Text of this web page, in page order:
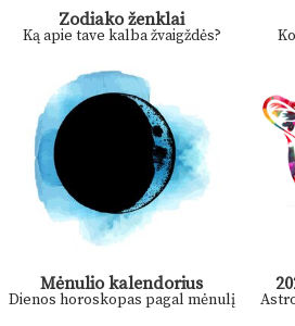
Zodiako ženklai
Ką apie tave kalba žvaigždės?
Mėnulio kalendorius
Dienos horoskopas pagal mėnulį